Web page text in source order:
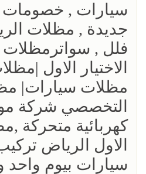
سيارات , خصومات
جديدة , مظلات
فلل , سواترمظلات
الاختيار الاول
مظلات سيارات|
التخصصي شركة
كهربائية متحركة
الاول الرياض
سيارات بيوم واحد